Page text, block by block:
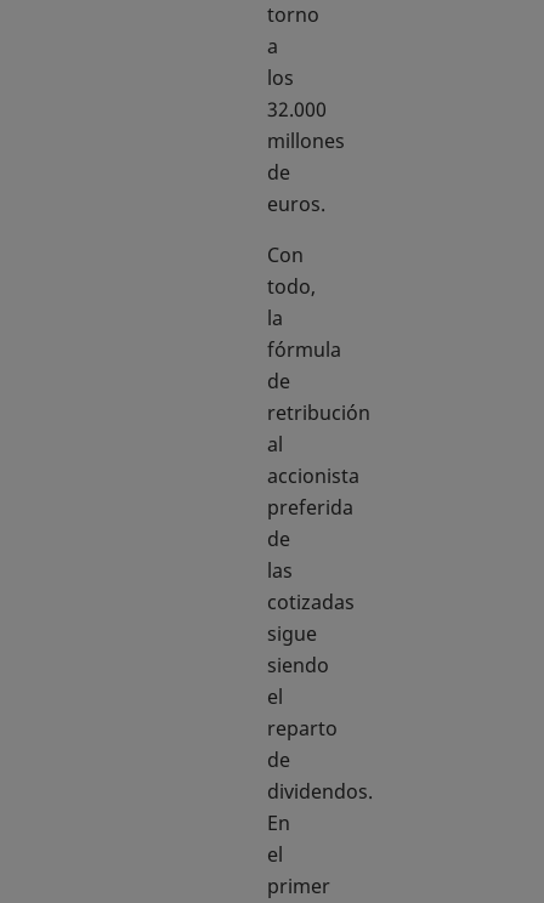
torno
a
los
32.000
millones
de
euros.
Con
todo,
la
fórmula
de
retribución
al
accionista
preferida
de
las
cotizadas
sigue
siendo
el
reparto
de
dividendos.
En
el
primer